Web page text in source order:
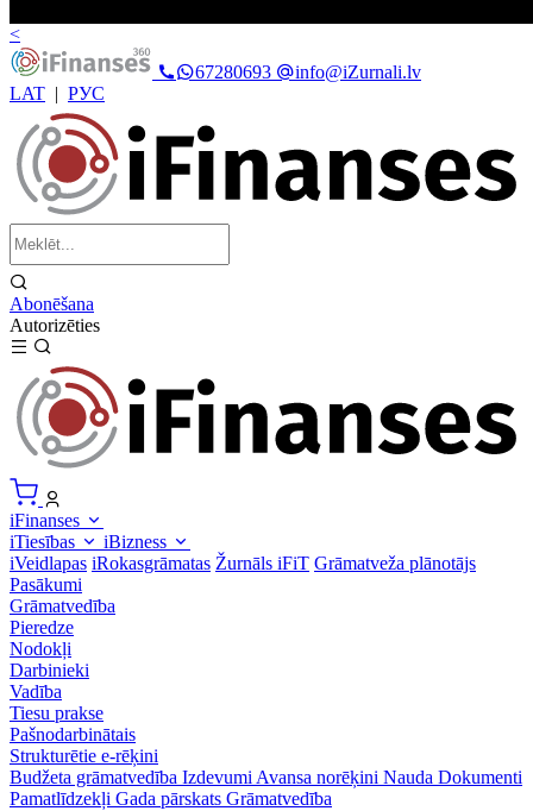
<
67280693
info@iZurnali.lv
LAT | РУС
Abonēšana
Autorizēties
iFinanses
iTiesības
iBizness
iVeidlapas iRokasgrāmatas Žurnāls iFiT Grāmatveža plānotājs
Pasākumi
Grāmatvedība
Pieredze
Nodokļi
Darbinieki
Vadība
Tiesu prakse
Pašnodarbinātais
Strukturētie e-rēķini
Budžeta grāmatvedība Izdevumi Avansa norēķini Nauda Dokumenti
Pamatlīdzekļi Gada pārskats Grāmatvedība